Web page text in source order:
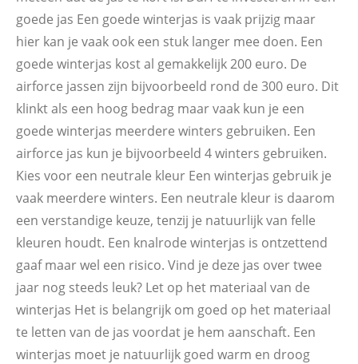
goede jas Een goede winterjas is vaak prijzig maar
hier kan je vaak ook een stuk langer mee doen. Een
goede winterjas kost al gemakkelijk 200 euro. De
airforce jassen zijn bijvoorbeeld rond de 300 euro. Dit
klinkt als een hoog bedrag maar vaak kun je een
goede winterjas meerdere winters gebruiken. Een
airforce jas kun je bijvoorbeeld 4 winters gebruiken.
Kies voor een neutrale kleur Een winterjas gebruik je
vaak meerdere winters. Een neutrale kleur is daarom
een verstandige keuze, tenzij je natuurlijk van felle
kleuren houdt. Een knalrode winterjas is ontzettend
gaaf maar wel een risico. Vind je deze jas over twee
jaar nog steeds leuk? Let op het materiaal van de
winterjas Het is belangrijk om goed op het materiaal
te letten van de jas voordat je hem aanschaft. Een
winterjas moet je natuurlijk goed warm en droog